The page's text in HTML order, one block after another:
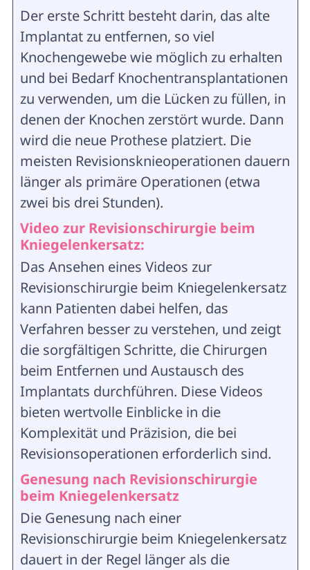
Der erste Schritt besteht darin, das alte
Implantat zu entfernen, so viel
Knochengewebe wie möglich zu erhalten
und bei Bedarf Knochentransplantationen
zu verwenden, um die Lücken zu füllen, in
denen der Knochen zerstört wurde. Dann
wird die neue Prothese platziert. Die
meisten Revisionsknieoperationen dauern
länger als primäre Operationen (etwa
zwei bis drei Stunden).
Video zur Revisionschirurgie beim
Kniegelenkersatz:
Das Ansehen eines Videos zur
Revisionschirurgie beim Kniegelenkersatz
kann Patienten dabei helfen, das
Verfahren besser zu verstehen, und zeigt
die sorgfältigen Schritte, die Chirurgen
beim Entfernen und Austausch des
Implantats durchführen. Diese Videos
bieten wertvolle Einblicke in die
Komplexität und Präzision, die bei
Revisionsoperationen erforderlich sind.
Genesung nach Revisionschirurgie
beim Kniegelenkersatz
Die Genesung nach einer
Revisionschirurgie beim Kniegelenkersatz
dauert in der Regel länger als die